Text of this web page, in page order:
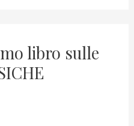
libro sulle